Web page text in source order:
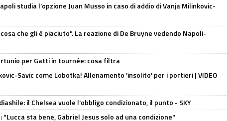
studia l’opzione Juan Musso in caso di addio di Vanja Milinkovic-
che gli è piaciuto". La reazione di De Bruyne vedendo Napoli-
per Gatti in tournée: cosa filtra
Savic come Lobotka! Allenamento 'insolito' per i portieri | VIDEO
il Chelsea vuole l'obbligo condizionato, il punto - SKY
"Lucca sta bene, Gabriel Jesus solo ad una condizione"